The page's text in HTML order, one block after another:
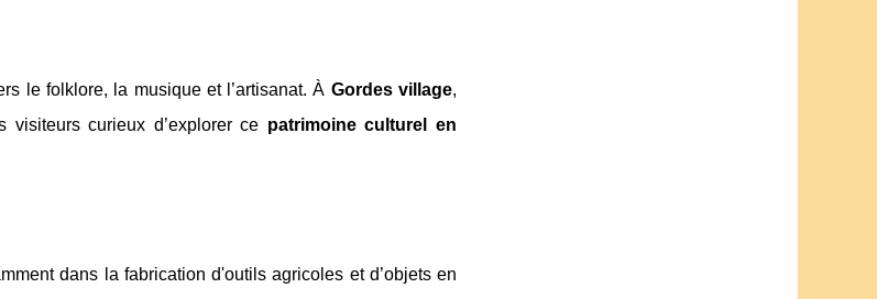
le folklore, la musique et l’artisanat. À Gordes village,
curieux d’explorer ce patrimoine culturel en
dans la fabrication d'outils agricoles et d’objets en